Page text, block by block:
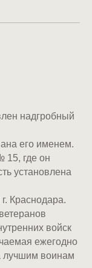
надгробный
его именем.
15, где он
установлена
Краснодара.
войск
ежегодно
лучшим воинам